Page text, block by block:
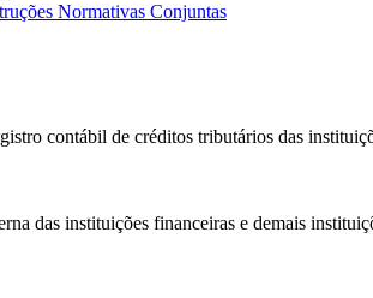
Normativas Conjuntas
contábil de créditos tributários das
das instituições financeiras e demais